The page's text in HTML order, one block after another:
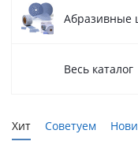
Абразивные
Весь каталог
Хит Советуем